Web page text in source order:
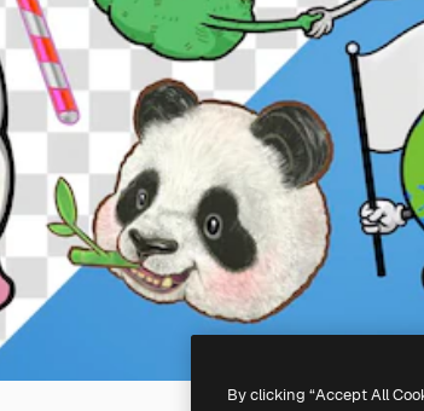
By clicking “Accept All